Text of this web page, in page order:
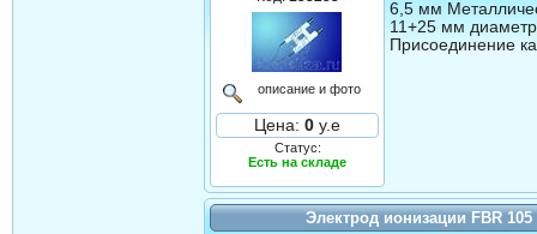
описание и фото
Цена: 0 у.е
Статус:
Есть на складе
6,5 мм
11+25 мм
Присоединение
Электрод ионизации FBR